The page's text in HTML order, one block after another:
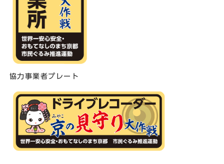
協力事業者プレート